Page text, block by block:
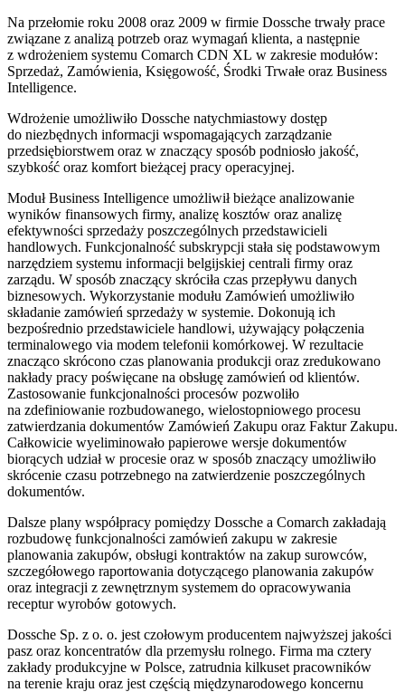
Na przełomie roku 2008 oraz 2009 w firmie Dossche trwały prace
związane z analizą potrzeb oraz wymagań klienta, a następnie
z wdrożeniem systemu Comarch CDN XL w zakresie modułów:
Sprzedaż, Zamówienia, Księgowość, Środki Trwałe oraz Business
Intelligence.
Wdrożenie umożliwiło Dossche natychmiastowy dostęp
do niezbędnych informacji wspomagających zarządzanie
przedsiębiorstwem oraz w znaczący sposób podniosło jakość,
szybkość oraz komfort bieżącej pracy operacyjnej.
Moduł Business Intelligence umożliwił bieżące analizowanie
wyników finansowych firmy, analizę kosztów oraz analizę
efektywności sprzedaży poszczególnych przedstawicieli
handlowych. Funkcjonalność subskrypcji stała się podstawowym
narzędziem systemu informacji belgijskiej centrali firmy oraz
zarządu. W sposób znaczący skróciła czas przepływu danych
biznesowych. Wykorzystanie modułu Zamówień umożliwiło
składanie zamówień sprzedaży w systemie. Dokonują ich
bezpośrednio przedstawiciele handlowi, używający połączenia
terminalowego via modem telefonii komórkowej. W rezultacie
znacząco skrócono czas planowania produkcji oraz zredukowano
nakłady pracy poświęcane na obsługę zamówień od klientów.
Zastosowanie funkcjonalności procesów pozwoliło
na zdefiniowanie rozbudowanego, wielostopniowego procesu
zatwierdzania dokumentów Zamówień Zakupu oraz Faktur Zakupu.
Całkowicie wyeliminowało papierowe wersje dokumentów
biorących udział w procesie oraz w sposób znaczący umożliwiło
skrócenie czasu potrzebnego na zatwierdzenie poszczególnych
dokumentów.
Dalsze plany współpracy pomiędzy Dossche a Comarch zakładają
rozbudowę funkcjonalności zamówień zakupu w zakresie
planowania zakupów, obsługi kontraktów na zakup surowców,
szczegółowego raportowania dotyczącego planowania zakupów
oraz integracji z zewnętrznym systemem do opracowywania
receptur wyrobów gotowych.
Dossche Sp. z o. o. jest czołowym producentem najwyższej jakości
pasz oraz koncentratów dla przemysłu rolnego. Firma ma cztery
zakłady produkcyjne w Polsce, zatrudnia kilkuset pracowników
na terenie kraju oraz jest częścią międzynarodowego koncernu